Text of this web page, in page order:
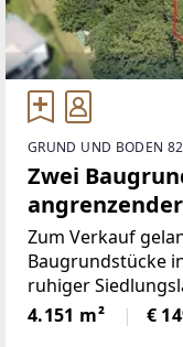
GRUND UND BODEN
Zwei
Am Brühlbach
Zum Verkauf
Baugrundstücke
ruhiger
Hartberg
4.151 m² €